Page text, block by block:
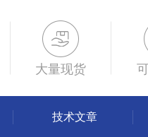
大量现货
技术文章